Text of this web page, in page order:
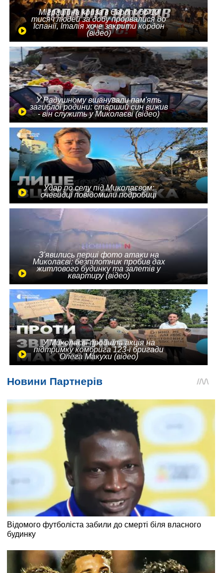
Міграційна криза в Європі: до 10
тисяч людей за добу прорвалися до
Іспанії, Італія хоче закрити кордон
(відео)
У Радушному вшанували пам'ять
загиблої родини: старший син вижив
- він служить у Миколаєві (відео)
Удар по селу під Миколаєвом:
очевидці повідомили подробиці
З'явились перші фото атаки на
Миколаєві: безпілотник пробив дах
житлового будинку та залетів у
квартиру (відео)
У Миколаєві пройшла акція на
підтримку комбрига 123-ї бригади
Олега Макухи (відео)